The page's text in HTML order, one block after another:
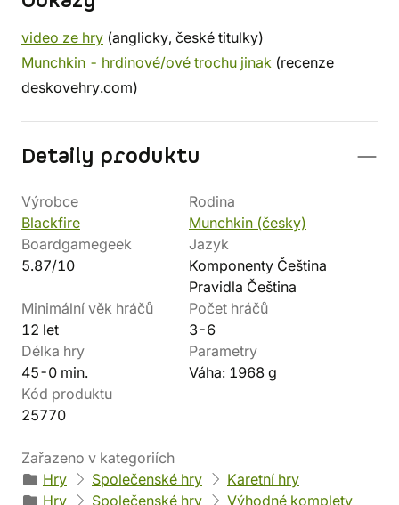
video ze hry (anglicky, české titulky)
Munchkin - hrdinové/ové trochu jinak (recenze
deskovehry.com)
Detaily produktu
Výrobce
Blackfire
Rodina
Munchkin (česky)
Boardgamegeek
5.87/10
Jazyk
Komponenty Čeština
Pravidla Čeština
Minimální věk hráčů
12 let
Počet hráčů
3-6
Délka hry
45-0 min.
Parametry
Váha: 1968 g
Kód produktu
25770
Zařazeno v kategoriích
Hry
Společenské hry
Karetní hry
Hry
Společenské hry
Výhodné komplety